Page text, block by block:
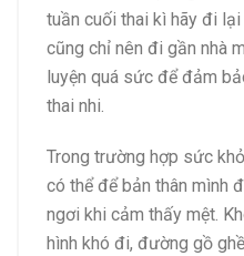
tuần cuối thai kì hãy đi lại
cũng chỉ nên đi gần nhà
luyện quá sức để đảm
thai nhi.
Trong trường hợp sức
có thể để bản thân mình
ngơi khi cảm thấy mệt.
hình khó đi, đường gồ